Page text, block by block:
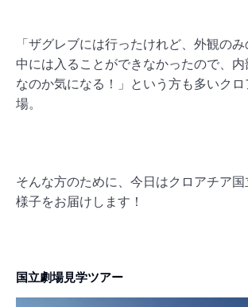
「ザグレブには行ったけれど、外観の
中には入ることができなかったので、
なのか気になる！」という方も多いクロ
場。
そんな方のために、今日はクロアチア
様子をお届けします！
国立劇場見学ツアー